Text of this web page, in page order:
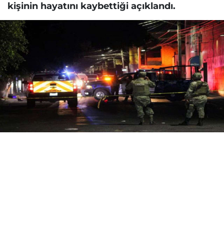
kişinin hayatını kaybettiği açıklandı.